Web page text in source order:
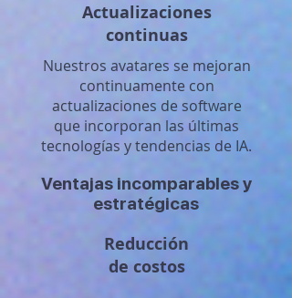
Actualizaciones
continuas
Nuestros avatares se mejoran
continuamente con
actualizaciones de software
que incorporan las últimas
tecnologías y tendencias de IA.
Ventajas incomparables y
estratégicas
Reducción
de costos